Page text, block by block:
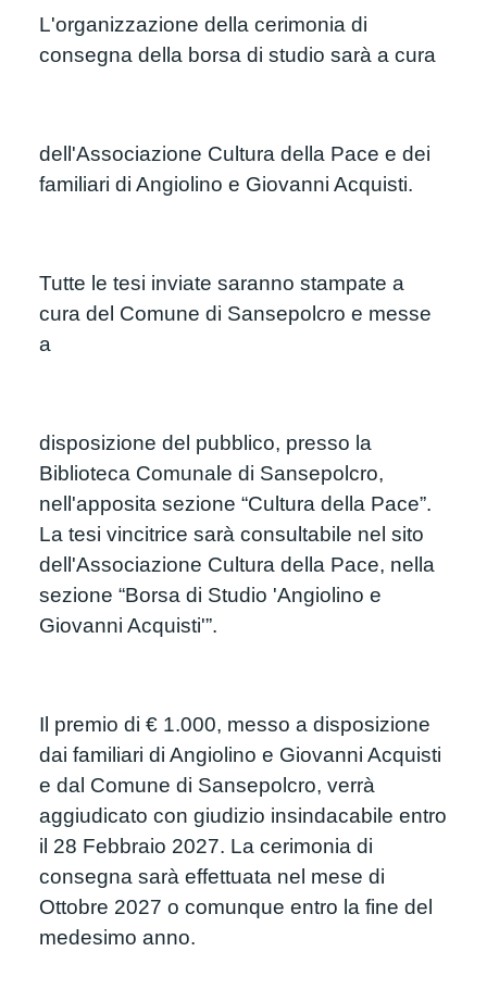
L'organizzazione della cerimonia di
consegna della borsa di studio sarà a cura
dell'Associazione Cultura della Pace e dei
familiari di Angiolino e Giovanni Acquisti.
Tutte le tesi inviate saranno stampate a
cura del Comune di Sansepolcro e messe
a
disposizione del pubblico, presso la
Biblioteca Comunale di Sansepolcro,
nell'apposita sezione “Cultura della Pace”.
La tesi vincitrice sarà consultabile nel sito
dell'Associazione Cultura della Pace, nella
sezione “Borsa di Studio 'Angiolino e
Giovanni Acquisti'”.
Il premio di € 1.000, messo a disposizione
dai familiari di Angiolino e Giovanni Acquisti
e dal Comune di Sansepolcro, verrà
aggiudicato con giudizio insindacabile entro
il 28 Febbraio 2027. La cerimonia di
consegna sarà effettuata nel mese di
Ottobre 2027 o comunque entro la fine del
medesimo anno.